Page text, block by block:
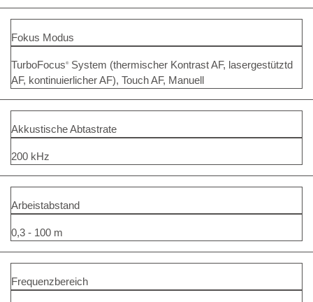
Fokus Modus
TurboFocus®System (thermischer Kontrast AF, lasergestütztd
AF, kontinuierlicher AF), Touch AF, Manuell
Akkustische Abtastrate
200 kHz
Arbeistabstand
0,3 - 100 m
Frequenzbereich